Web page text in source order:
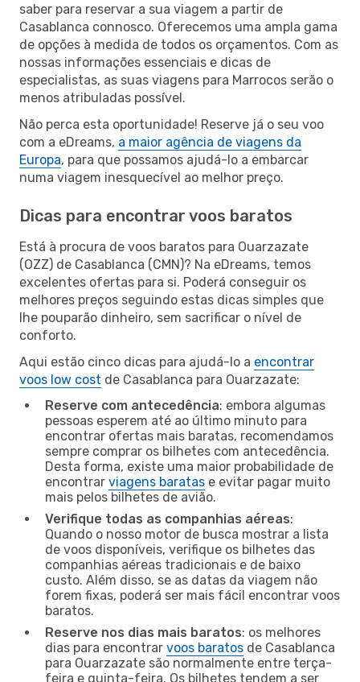
saber para reservar a sua viagem a partir de
Casablanca connosco. Oferecemos uma ampla gama
de opções à medida de todos os orçamentos. Com as
nossas informações essenciais e dicas de
especialistas, as suas viagens para Marrocos serão o
menos atribuladas possível.
Não perca esta oportunidade! Reserve já o seu voo
com a eDreams, a maior agência de viagens da
Europa, para que possamos ajudá-lo a embarcar
numa viagem inesquecível ao melhor preço.
Dicas para encontrar voos baratos
Está à procura de voos baratos para Ouarzazate
(OZZ) de Casablanca (CMN)? Na eDreams, temos
excelentes ofertas para si. Poderá conseguir os
melhores preços seguindo estas dicas simples que
lhe pouparão dinheiro, sem sacrificar o nível de
conforto.
Aqui estão cinco dicas para ajudá-lo a encontrar
voos low cost de Casablanca para Ouarzazate:
Reserve com antecedência: embora algumas
pessoas esperem até ao último minuto para
encontrar ofertas mais baratas, recomendamos
sempre comprar os bilhetes com antecedência.
Desta forma, existe uma maior probabilidade de
encontrar viagens baratas e evitar pagar muito
mais pelos bilhetes de avião.
Verifique todas as companhias aéreas:
Quando o nosso motor de busca mostrar a lista
de voos disponíveis, verifique os bilhetes das
companhias aéreas tradicionais e de baixo
custo. Além disso, se as datas da viagem não
forem fixas, poderá ser mais fácil encontrar voos
baratos.
Reserve nos dias mais baratos: os melhores
dias para encontrar voos baratos de Casablanca
para Ouarzazate são normalmente entre terça-
feira e quinta-feira. Os bilhetes tendem a ser